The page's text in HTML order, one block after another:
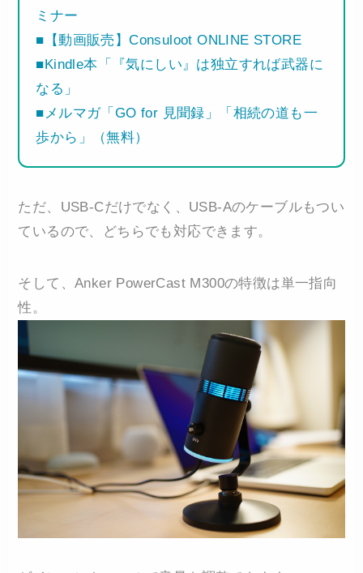
ミナー
■【動画販売】Consuloot ONLINE STORE
■Kindle本「『気にしい』は独立すれば武器に
なる」
■メルマガ「GO for 見聞録」「相続の道も一
歩から」（無料）
ただ、USB-Cだけでなく、USB-Aのケーブルもつい
ているので、どちらでも対応できます。
そして、Anker PowerCast M300の特徴は単一指向
性。